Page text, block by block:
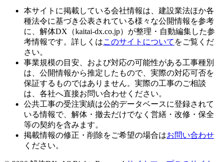
本サイトに掲載している会社情報は、建設業法ほか各
種法令に基づき公表されている様々な公開情報を参考
に、解体DX（kaitai-dx.co.jp）が整理・自動編集した参
考情報です。詳しくはこのサイトについて をご覧くだ
さい。
事業規模の目安、および対応の可能性がある工事種別
は、公開情報から推定したもので、実際の対応可否を
保証するものではありません。実際の工事のご相談
は、各社へ直接お問い合わせください。
公共工事の受注実績は公的データベースに登録されて
いる情報で、解体・撤去だけでなく営繕・改修・保全
等の契約を含みます。
掲載情報の修正・削除をご希望の場合はお問い合わせ
ください。